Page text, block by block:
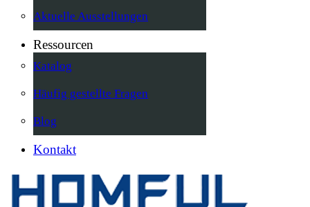
Aktuelle Ausstellungen
Ressourcen
Katalog
Häufig gestellte Fragen
Blog
Kontakt